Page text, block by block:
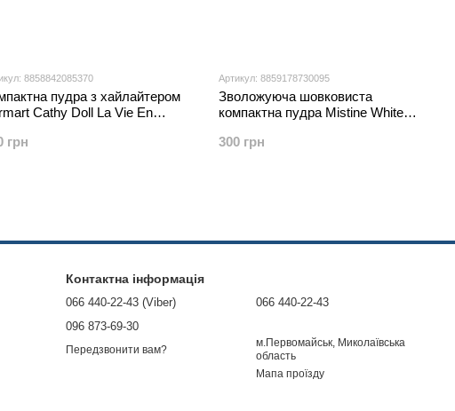
8858842085370
пудра з хайлайтером
Cathy Doll La Vie En
11 g.,
грн
Артикул: 8859178730095
Зволожуюча шовковиста
компактна пудра Mistine White
Powder SPF 30 PA+++ 10 гр.
300 грн
Контактна інформація
066 440-22-43 (Viber)
096 873-69-30
Передзвонити вам?
066 440-22-43
м.Первомайськ, Миколаївська
область
Мапа проїзду